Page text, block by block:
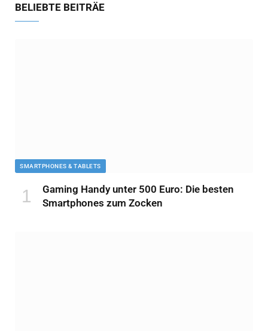
BELIEBTE BEITRÄE
SMARTPHONES & TABLETS
Gaming Handy unter 500 Euro: Die besten
Smartphones zum Zocken